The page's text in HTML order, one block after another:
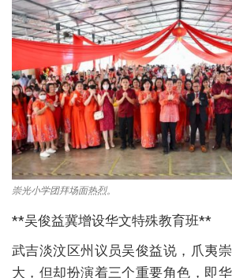
崇光小学团拜场面热烈。
**吴俊益冀增设华文特殊教育班**
武吉淡汶区州议员吴俊益说，爪夷
大，但却扮演着三个重要角色，即